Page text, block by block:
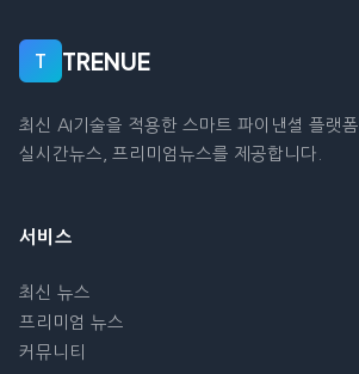
T TRENUE
최신 AI기술을 적용한 스마트 파이낸셜 플랫폼.
실시간뉴스, 프리미엄뉴스를 제공합니다.
서비스
최신 뉴스
프리미엄 뉴스
커뮤니티